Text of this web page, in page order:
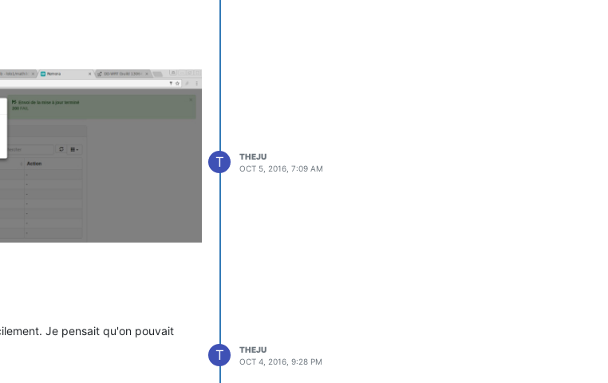
T
THEJU
OCT 5, 2016, 7:09 AM
Je pensait qu'on pouvait
T
THEJU
OCT 4, 2016, 9:28 PM